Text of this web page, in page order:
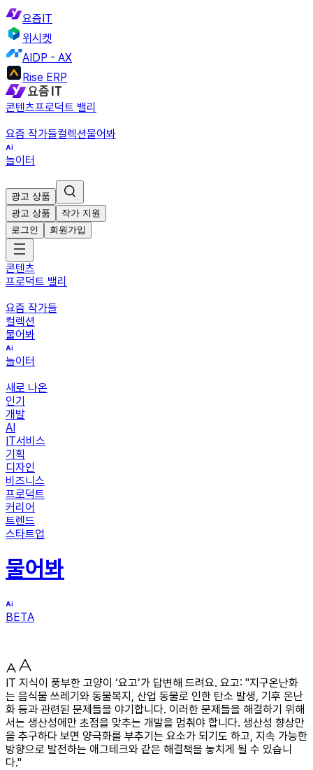
요즘IT
위시켓
AIDP - AX
Rise ERP
콘텐츠프로덕트 밸리
요즘 작가들컬렉션물어봐
놀이터
광고 상품
광고 상품
작가 지원
로그인
회원가입
콘텐츠
프로덕트 밸리
요즘 작가들
컬렉션
물어봐
놀이터
새로 나온
인기
개발
AI
IT서비스
기획
디자인
비즈니스
프로덕트
커리어
트렌드
스타트업
물어봐
BETA
IT 지식이 풍부한 고양이 ‘요고’가 답변해 드려요. 요고: "지구온난화
는 음식물 쓰레기와 동물복지, 산업 동물로 인한 탄소 발생, 기후 온난
화 등과 관련된 문제들을 야기합니다. 이러한 문제들을 해결하기 위해
서는 생산성에만 초점을 맞추는 개발을 멈춰야 합니다. 생산성 향상만
을 추구하다 보면 양극화를 부추기는 요소가 되기도 하고, 지속 가능한
방향으로 발전하는 애그테크와 같은 해결책을 놓치게 될 수 있습니
다."